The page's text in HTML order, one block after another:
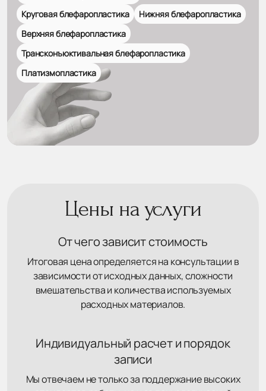
Круговая блефаропластика
Нижняя блефаропластика
Верхняя блефаропластика
Трансконъюктивальная блефаропластика
Платизмопластика
Цены на услуги
От чего зависит стоимость
Итоговая цена определяется на консультации в
зависимости от исходных данных, сложности
вмешательства и количества используемых
расходных материалов.
Индивидуальный расчет и порядок
записи
Мы отвечаем не только за поддержание высоких